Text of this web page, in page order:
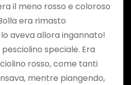
il meno rosso e coloroso
era rimasto
aveva allora ingannato!
speciale. Era
rosso, come tanti
mentre piangendo,